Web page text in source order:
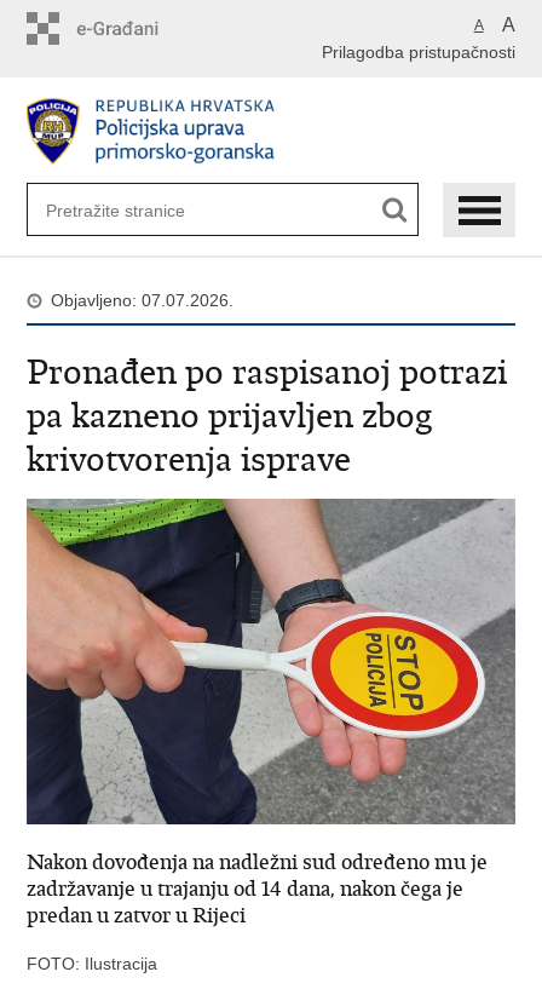
A A
Prilagodba pristupačnosti
Objavljeno: 07.07.2026.
Pronađen po raspisanoj potrazi
pa kazneno prijavljen zbog
krivotvorenja isprave
Nakon dovođenja na nadležni sud određeno mu je
zadržavanje u trajanju od 14 dana, nakon čega je
predan u zatvor u Rijeci
FOTO: Ilustracija